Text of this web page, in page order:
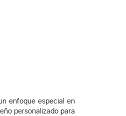
enfoque especial en
personalizado para